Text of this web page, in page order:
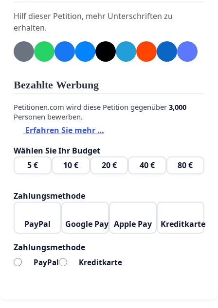
Hilf dieser Petition, mehr Unterschriften zu
erhalten.
Bezahlte Werbung
Petitionen.com wird diese Petition gegenüber 3,000
Personen bewerben.
Erfahren Sie mehr …
Wählen Sie Ihr Budget
5 €
10 € 20 € 40 € 80 €
Zahlungsmethode
PayPal Google Pay Apple Pay Kreditkarte
Zahlungsmethode
PayPal Kreditkarte